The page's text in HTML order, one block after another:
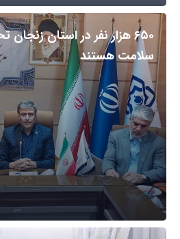
۶۵۰ هزار نفر در استان
سلامت هستند